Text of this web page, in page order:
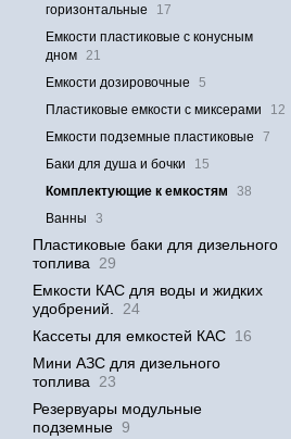
горизонтальные
17
Емкости пластиковые с конусным
дном 21
Емкости дозировочные
5
Пластиковые емкости с миксерами
12
Емкости подземные пластиковые
7
Баки для душа и бочки
15
Комплектующие к емкостям
38
Ванны
3
Пластиковые баки для дизельного
топлива
29
Емкости КАС для воды и жидких
удобрений.
24
Кассеты для емкостей КАС 16
Мини АЗС для дизельного
топлива
23
Резервуары модульные
подземные 9